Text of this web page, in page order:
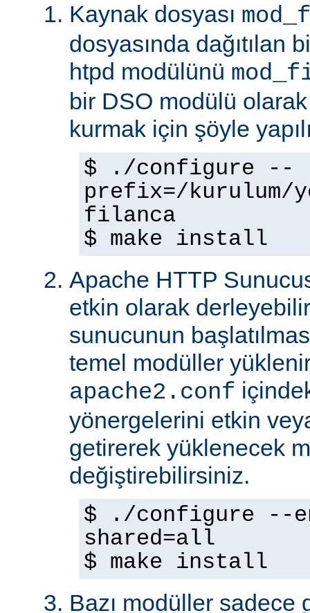
Kaynak dosyası
dosyasında dağıtılan
htpd modülünü
bir DSO modülü
kurmak için şöyle
$ ./configure --
prefix=/kurulum/
filanca
$ make install
Apache HTTP
etkin olarak
sunucunun
temel modüller
apache2.conf
yönergelerini etkin
getirerek yüklenecek
değiştirebilirsiniz.
$ ./configure --
shared=all
$ make install
Bazı modüller